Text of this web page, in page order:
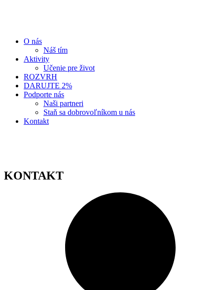
O nás
Náš tím
Aktivity
Učenie pre život
ROZVRH
DARUJTE 2%
Podporte nás
Naši partneri
Staň sa dobrovoľníkom u nás
Kontakt
KONTAKT